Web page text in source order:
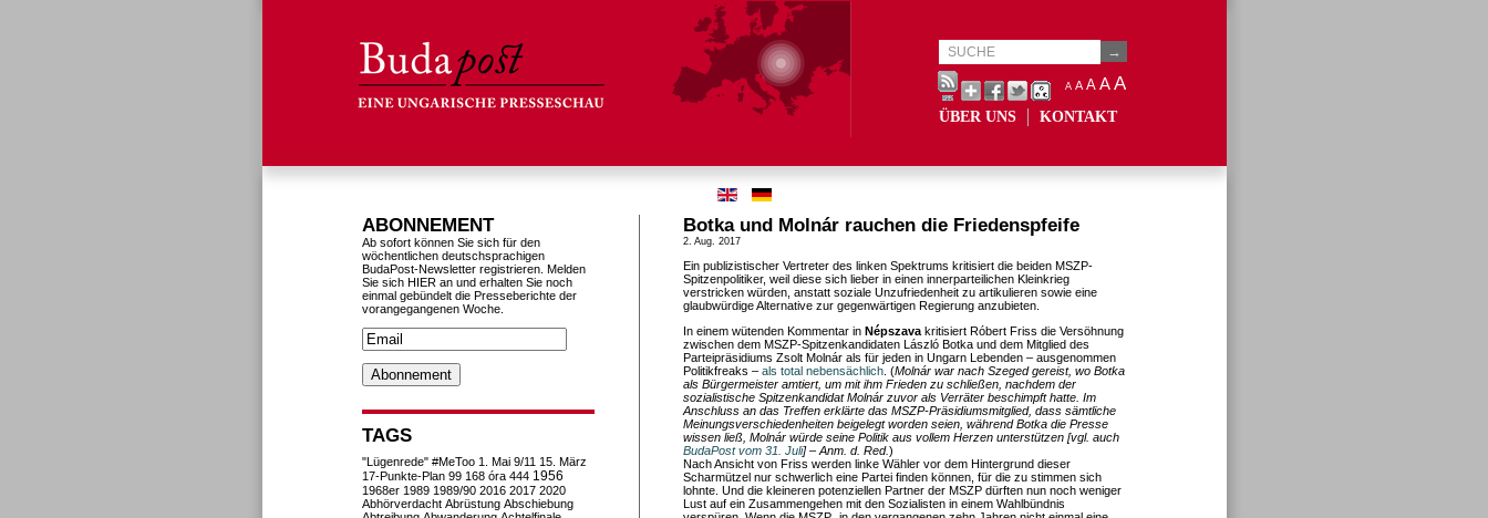
A A A AA
ÜBER UNS KONTAKT
Botka und Molnár rauchen die Friedenspfeife
2. Aug. 2017
Ein publizistischer Vertreter des linken Spektrums kritisiert die beiden MSZP-
Spitzenpolitiker, weil diese sich lieber in einen innerparteilichen Kleinkrieg
verstricken würden, anstatt soziale Unzufriedenheit zu artikulieren sowie eine
glaubwürdige Alternative zur gegenwärtigen Regierung anzubieten.
In einem wütenden Kommentar in Népszava kritisiert Róbert Friss die Versöhnung
zwischen dem MSZP-Spitzenkandidaten László Botka und dem Mitglied des
Parteipräsidiums Zsolt Molnár als für jeden in Ungarn Lebenden – ausgenommen
Politikfreaks – als total nebensächlich . (Molnár war nach Szeged gereist, wo Botka
als Bürgermeister amtiert, um mit ihm Frieden zu schließen, nachdem der
sozialistische Spitzenkandidat Molnár zuvor als Verräter beschimpft hatte. Im
Anschluss an das Treffen erklärte das MSZP-Präsidiumsmitglied, dass sämtliche
Meinungsverschiedenheiten beigelegt worden seien, während Botka die Presse
wissen ließ, Molnár würde seine Politik aus vollem Herzen unterstützen [vgl. auch
BudaPost vom 31. Juli] – Anm. d. Red.)
Nach Ansicht von Friss werden linke Wähler vor dem Hintergrund dieser
Scharmützel nur schwerlich eine Partei finden können, für die zu stimmen sich
lohnte. Und die kleineren potenziellen Partner der MSZP dürften nun noch weniger
Lust auf ein Zusammengehen mit den Sozialisten in einem Wahlbündnis
ABONNEMENT
Ab sofort können Sie sich für den
wöchentlichen deutschsprachigen
BudaPost-Newsletter registrieren. Melden
Sie sich HIER an und erhalten Sie noch
einmal gebündelt die Presseberichte der
vorangegangenen Woche.
TAGS
"Lügenrede" #MeToo 1. Mai 9/11 15. März
17-Punkte-Plan 99 168 óra 444 1956
1968er 1989 1989/90 2016 2017 2020
Abhörverdacht Abrüstung Abschiebung